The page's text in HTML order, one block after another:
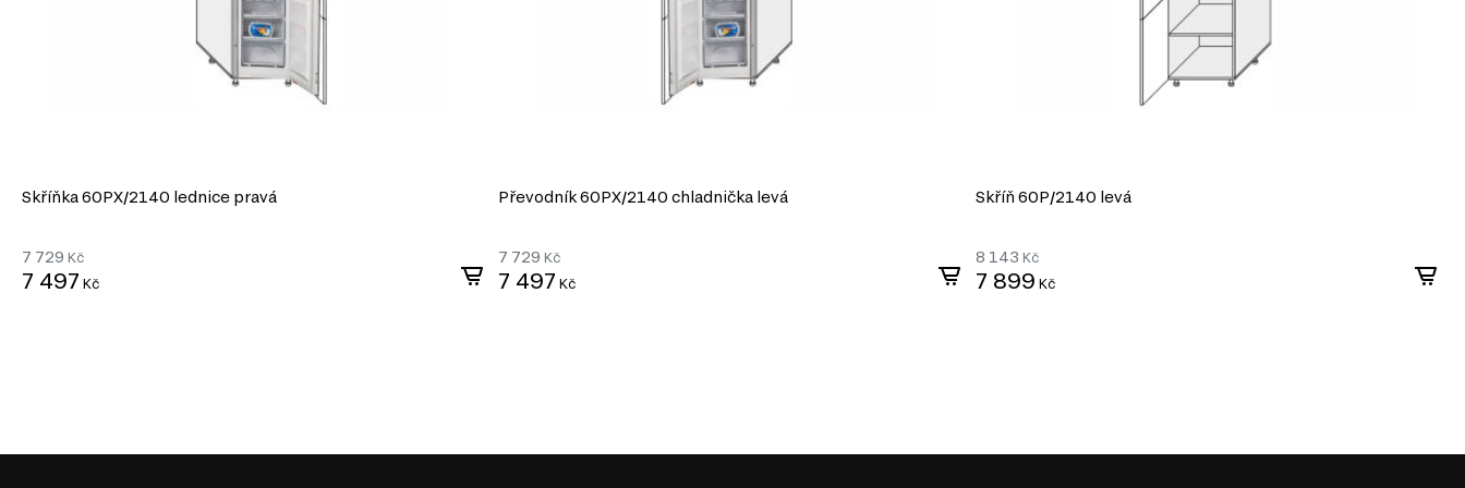
Skříňka 60PХ/2140 lednice pravá
7 729 Kč
7 497 Kč
Převodník 60PХ/2140 chladnička levá
7 729 Kč
7 497 Kč
Skříň 60P/2140 levá
8 143 Kč
7 899 Kč